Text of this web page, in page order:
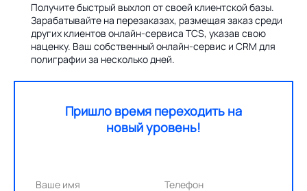
Получите быстрый выхлоп от своей клиентской базы.
Зарабатывайте на перезаказах, размещая заказ среди
других клиентов онлайн-сервиса TCS, указав свою
наценку. Ваш собственный онлайн-сервис и CRM для
полиграфии за несколько дней.
Пришло время переходить на
новый уровень!
Ваше имя Телефон